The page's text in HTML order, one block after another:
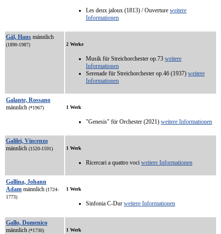
Les deux jaloux (1813) / Ouverture weitere
Informationen
Gál, Hans männlich
(1890-1987) 2 Werke
Musik für Streichorchester op.73 weitere
Informationen
Serenade für Streichorchester op.46 (1937) weitere
Informationen
Galante, Rossano
männlich (*1967) 1 Werk
"Genesis" für Orchester (2021) weitere Informationen
Galilei, Vincenzo
männlich (1520-1591) 1 Werk
Ricercari a quattro voci weitere Informationen
Gallina, Johann
Adam männlich (1724-
1773)
1 Werk
Sinfonia C-Dur weitere Informationen
Gallo, Domenico
männlich (*1730) 1 Werk